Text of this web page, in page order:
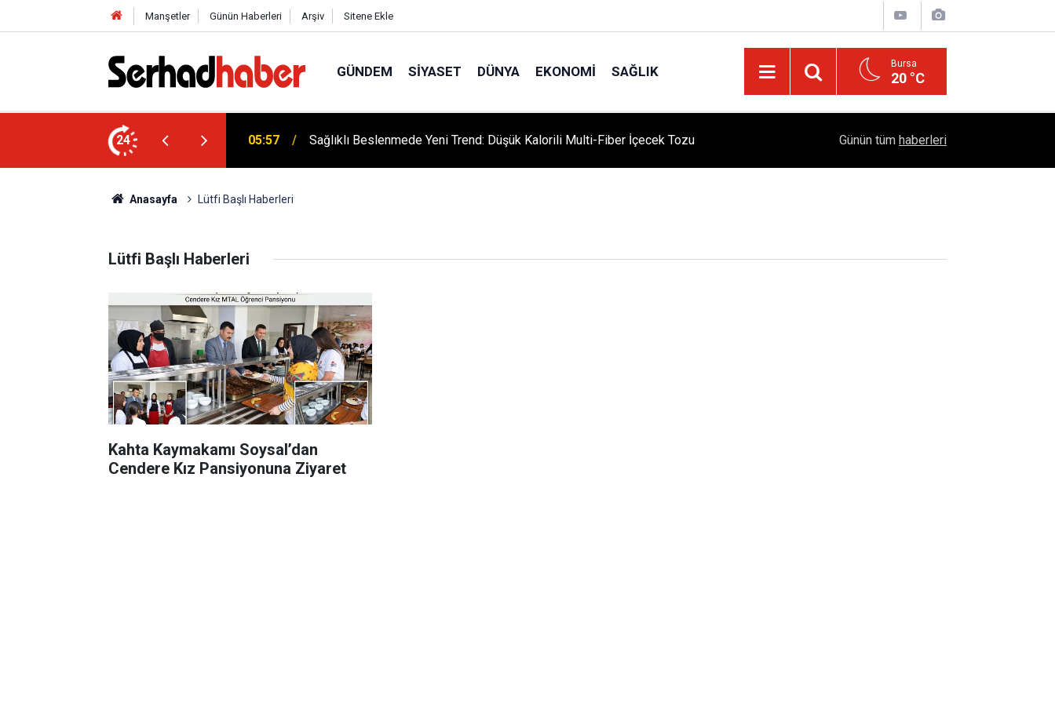
Manşetler Günün Haberleri Arşiv Sitene Ekle
GÜNDEM SIYASET DÜNYA EKONOMI SAĞLIK Bursa
20 °C
24
Sezonu Kadın Ligleri Statüsü Belli Oldu! 05:57 Sağlıklı Beslenmede Yeni Trend: Düşük Kalorili Multi-Fiber İçecek Tozu
Sempozyumu Diyarbakır'da!
Günün tüm haberleri
Anasayfa Lütfi Başlı Haberleri
Lütfi Başlı Haberleri
Kahta Kaymakamı Soysal’dan
Cendere Kız Pansiyonuna Ziyaret